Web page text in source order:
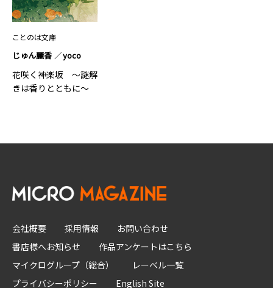
ことのは文庫
じゅん麗香 yoco
花咲く神楽坂 ～謎解
きは香りとともに～
会社概要 採用情報
お問い合わせ
書店様へお知らせ
作品アンケートはこちら
マイクログループ（総合）
レーベル一覧
プライバシーポリシー
English Site